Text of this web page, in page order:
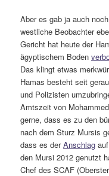
Aber es gab ja auch
westliche Beobachter
Gericht hat heute der
ägyptischem Boden
Das klingt etwas
Hamas besteht seit
und Polizisten
Amtszeit von
gerne, dass es zu den
nach dem Sturz Mursis
dass es derAnschlag
den Mursi 2012 genutzt
Chef des SCAF